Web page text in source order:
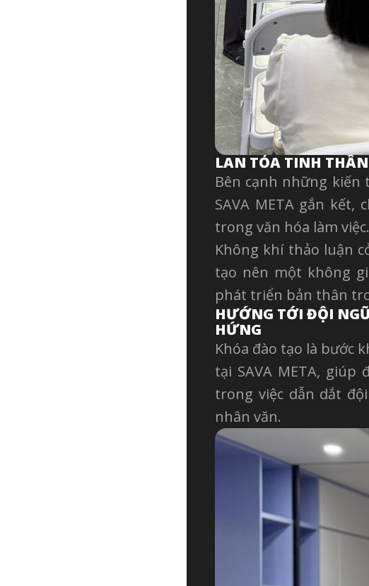
LAN TỎA TINH
Bên cạnh những kiến
SAVA META gắn kết,
trong văn hóa làm việc.
Không khí thảo luận
tạo nên một không
phát triển bản thân
HƯỚNG TỚI ĐỘI
HỨNG
Khóa đào tạo là bước
tại SAVA META,
trong việc dẫn dắt
nhân văn.